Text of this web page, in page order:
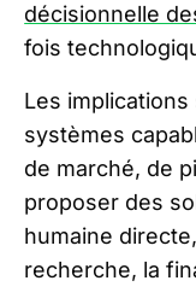
décisionnelle
fois
Les
systèmes
de marché, de
proposer des
humaine
recherche, la